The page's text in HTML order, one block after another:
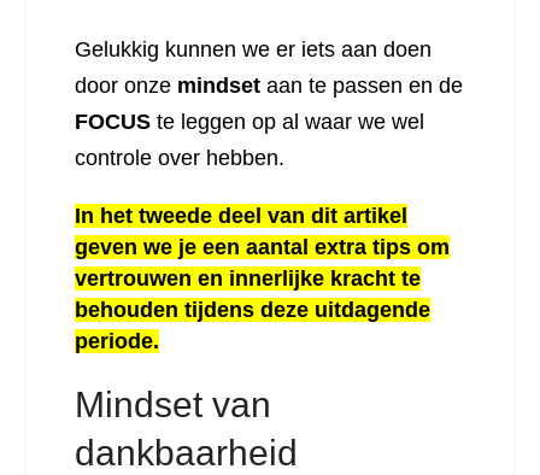
Gelukkig kunnen we er iets aan doen
door onze mindset aan te passen en de
FOCUS te leggen op al waar we wel
controle over hebben.
In het tweede deel van dit artikel
geven we je een aantal extra tips om
vertrouwen en innerlijke kracht te
behouden tijdens deze uitdagende
periode.
Mindset van
dankbaarheid